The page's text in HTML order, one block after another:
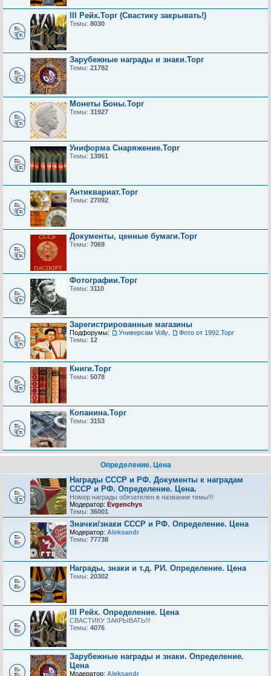
III Рейх.Торг (Свастику закрывать!)
Темы: 8030
Зарубежные награды и знаки.Торг
Темы: 21782
Монеты Боны.Торг
Темы: 31927
Униформа Снаряжение.Торг
Темы: 13951
Антиквариат.Торг
Темы: 27092
Документы, ценные бумаги.Торг
Темы: 7069
Фотографии.Торг
Темы: 3110
Зарегистрированные магазины
Подфорумы: Универсам Volly
Фото от 1992.Торг
Темы: 12
Книги.Торг
Темы: 5078
Копанина.Торг
Темы: 3153
Определение. Цена
Награды СССР и РФ. Документы к наградам
СССР и РФ. Определение. Цена.
Номер награды обязателен в названии темы!!!
Модератор: Evgenchys
Темы: 36001
Значки/знаки СССР и РФ. Определение. Цена
Модератор: Aleksandr
Темы: 77738
Награды, знаки и т.д. РИ. Определение. Цена
Темы: 20302
III Рейх. Определение. Цена
СВАСТИКУ ЗАКРЫВАТЬ!!!
Темы: 4076
Зарубежные награды и знаки. Определение.
Цена
Модератор: Aleksandr